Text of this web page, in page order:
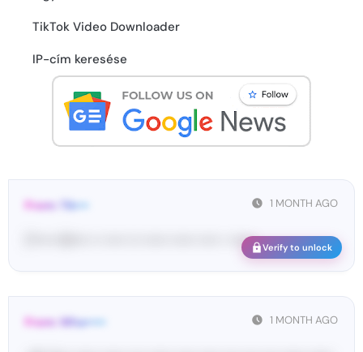
TikTok Video Downloader
IP-cím keresése
1 MONTH AGO
From: Tik•••
[T••••• 63•••• •• ••••• ••• •••••• •••••• ••••• • •••••• Verify to unlock
1 MONTH AGO
From: Wha•••••